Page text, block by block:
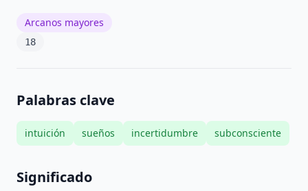
Arcanos mayores
18
Palabras clave
intuición sueños incertidumbre subconsciente
Significado